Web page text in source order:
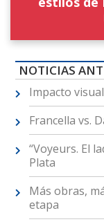
NOTICIAS
Impacto
Francella vs.
“Voyeurs. El
Plata
Más obras,
etapa